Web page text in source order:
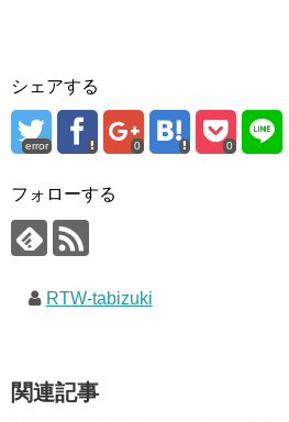
シェアする
error 0 0
フォローする
RTW-tabizuki
関連記事